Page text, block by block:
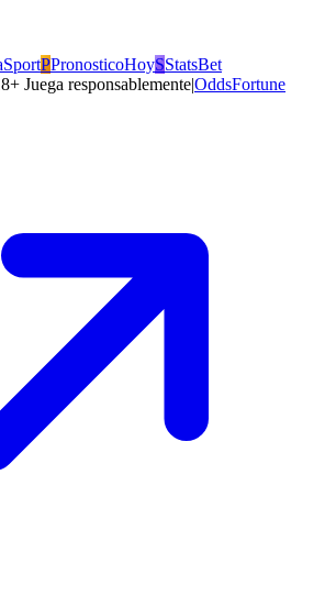
PPronosticoHoySStatsBet
Juega responsablemente|OddsFortune